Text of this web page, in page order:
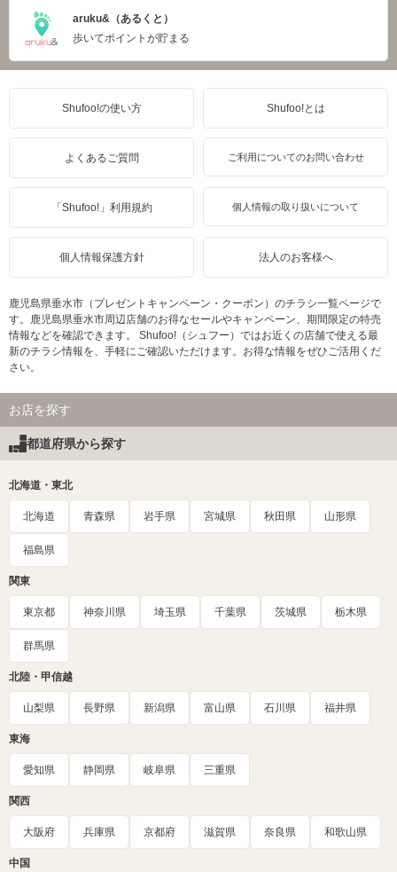
aruku&（あるくと）
歩いてポイントが貯まる
Shufoo!の使い方 Shufoo!とは
よくあるご質問 ご利用についてのお問い合わせ
「Shufoo!」利用規約 個人情報の取り扱いについて
個人情報保護方針 法人のお客様へ
鹿児島県垂水市（プレゼントキャンペーン・クーポン）のチラシ一覧ページで
す。鹿児島県垂水市周辺店舗のお得なセールやキャンペーン、期間限定の特売
情報などを確認できます。 Shufoo!（シュフー）ではお近くの店舗で使える最
新のチラシ情報を、手軽にご確認いただけます。お得な情報をぜひご活用くだ
さい。
お店を探す
都道府県から探す
北海道・東北
北海道 青森県 岩手県 宮城県 秋田県 山形県
福島県
関東
東京都 神奈川県 埼玉県 千葉県 茨城県 栃木県
群馬県
北陸・甲信越
山梨県 長野県 新潟県 富山県 石川県 福井県
東海
愛知県 静岡県 岐阜県 三重県
関西
大阪府 兵庫県 京都府 滋賀県 奈良県 和歌山県
中国